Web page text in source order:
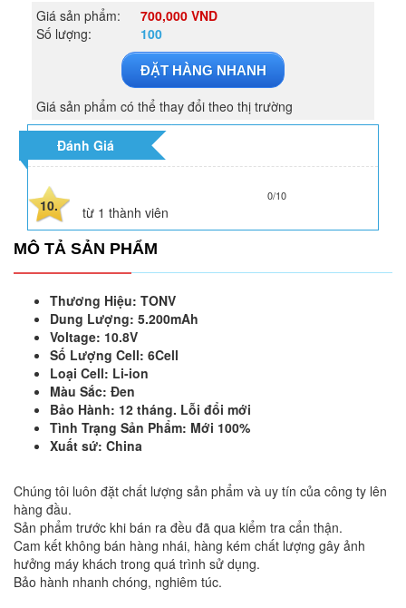
Giá sản phẩm:
700,000 VND
Số lượng:
100
ĐẶT HÀNG NHANH
Giá sản phẩm có thể thay đổi theo thị trường
Đánh Giá
10.
0/10
từ 1 thành viên
MÔ TẢ SẢN PHẨM
Thương Hiệu: TONV
Dung Lượng: 5.200mAh
Voltage: 10.8V
Số Lượng Cell: 6Cell
Loại Cell: Li-ion
Màu Sắc: Đen
Bảo Hành: 12 tháng. Lỗi đổi mới
Tình Trạng Sản Phẩm: Mới 100%
Xuất sứ: China
Chúng tôi luôn đặt chất lượng sản phẩm và uy tín của công ty lên
hàng đầu.
Sản phẩm trước khi bán ra đều đã qua kiểm tra cẩn thận.
Cam kết không bán hàng nhái, hàng kém chất lượng gây ảnh
hưởng máy khách trong quá trình sử dụng.
Bảo hành nhanh chóng, nghiêm túc.